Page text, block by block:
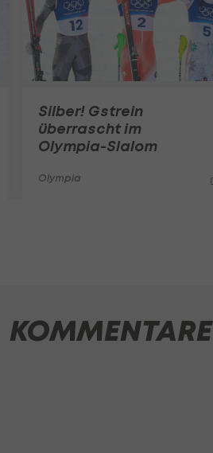
Silber! Gstrein
überrascht im
Olympia-Slalom
Olympia
KOMMENTARE